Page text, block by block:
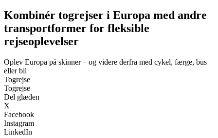
Kombinér togrejser i Europa med andre
transportformer for fleksible
rejseoplevelser
Oplev Europa på skinner – og videre derfra med cykel, færge, bus
eller bil
Togrejse
Togrejse
Del glæden
X
Facebook
Instagram
LinkedIn